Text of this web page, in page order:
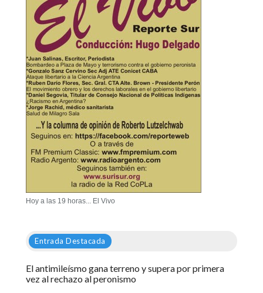
Hoy a las 19 horas... El Vivo
Entrada Destacada
El antimileísmo gana terreno y supera por primera
vez al rechazo al peronismo